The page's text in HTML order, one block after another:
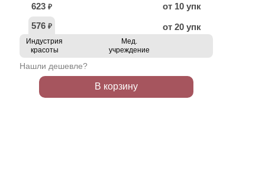
623 ₽
от 10 упк
576 ₽ от 20 упк
Индустрия
красоты
Мед.
учреждение
Нашли дешевле?
В корзину